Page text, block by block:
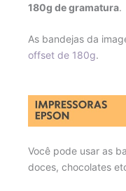
180g de gramatura.
As bandejas da
offset de 180g.
Você pode usar as
doces, chocolates